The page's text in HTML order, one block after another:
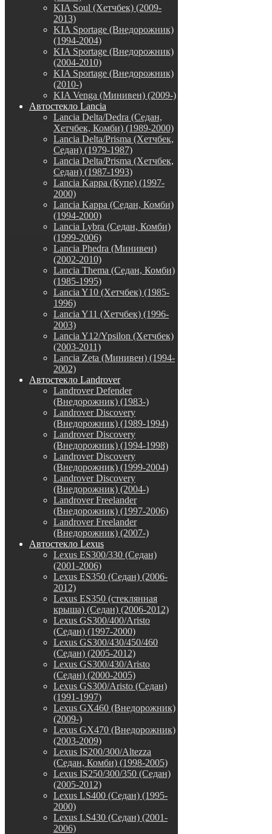
KIA Soul (Хетчбек) (2009-
2013)
KIA Sportage (Внедорожник)
(1994-2004)
KIA Sportage (Внедорожник)
(2004-2010)
KIA Sportage (Внедорожник)
(2010-)
KIA Venga (Минивен) (2009-)
Автостекло Lancia
Lancia Delta/Dedra (Седан,
Хетчбек, Комби) (1989-2000)
Lancia Delta/Prisma (Хетчбек,
Седан) (1979-1987)
Lancia Delta/Prisma (Хетчбек,
Седан) (1987-1993)
Lancia Kappa (Купе) (1997-
2000)
Lancia Kappa (Седан, Комби)
(1994-2000)
Lancia Lybra (Седан, Комби)
(1999-2006)
Lancia Phedra (Минивен)
(2002-2010)
Lancia Thema (Седан, Комби)
(1985-1995)
Lancia Y10 (Хетчбек) (1985-
1996)
Lancia Y11 (Хетчбек) (1996-
2003)
Lancia Y12/Ypsilon (Хетчбек)
(2003-2011)
Lancia Zeta (Минивен) (1994-
2002)
Автостекло Landrover
Landrover Defender
(Внедорожник) (1983-)
Landrover Discovery
(Внедорожник) (1989-1994)
Landrover Discovery
(Внедорожник) (1994-1998)
Landrover Discovery
(Внедорожник) (1999-2004)
Landrover Discovery
(Внедорожник) (2004-)
Landrover Freelander
(Внедорожник) (1997-2006)
Landrover Freelander
(Внедорожник) (2007-)
Автостекло Lexus
Lexus ES300/330 (Седан)
(2001-2006)
Lexus ES350 (Седан) (2006-
2012)
Lexus ES350 (стеклянная
крыша) (Седан) (2006-2012)
Lexus GS300/400/Aristo
(Седан) (1997-2000)
Lexus GS300/430/450/460
(Седан) (2005-2012)
Lexus GS300/430/Aristo
(Седан) (2000-2005)
Lexus GS300/Aristo (Седан)
(1991-1997)
Lexus GX460 (Внедорожник)
(2009-)
Lexus GX470 (Внедорожник)
(2003-2009)
Lexus IS200/300/Altezza
(Седан, Комби) (1998-2005)
Lexus IS250/300/350 (Седан)
(2005-2012)
Lexus LS400 (Седан) (1995-
2000)
Lexus LS430 (Седан) (2001-
2006)